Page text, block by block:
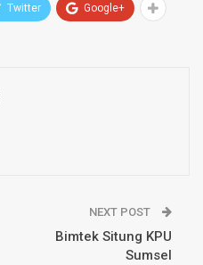
Twitter Google+
NEXT POST
Bimtek Situng KPU
Sumsel